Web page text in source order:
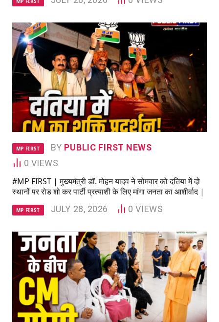
MP FIRST BY PUBLIC FIRST NEWS
0 VIEWS
#MP FIRST | मुख्यमंत्री डॉ. मोहन यादव ने सोमवार को दतिया में दो
स्थानों पर रोड शो कर पार्टी प्रत्याशी के लिए मांगा जनता का आशीर्वाद |
MP FIRST JULY 28, 2026 0VIEWS